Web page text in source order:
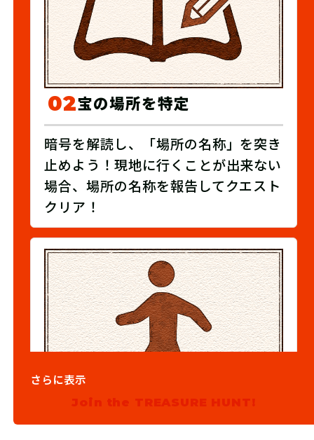
02宝の場所を特定
暗号を解読し、「場所の名称」を突き
止めよう！現地に行くことが出来ない
場合、場所の名称を報告してクエスト
クリア！
03現地で宝を発見！
さらに表示
Join the TREASURE HUNT!